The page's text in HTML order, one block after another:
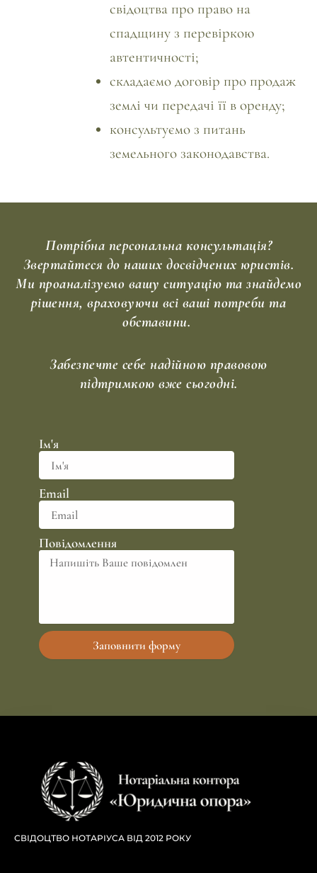
свідоцтва про право на
спадщину з перевіркою
автентичності;
складаємо договір про продаж
землі чи передачі її в оренду;
консультуємоз питань
земельного законодавства.
Потрібна персональна консультація?
Звертайтеся до наших досвідчених юристів.
Ми проаналізуємо вашу ситуацію та знайдемо
рішення, враховуючи всі ваші потреби та
обставини.
Забезпечте себе надійною правовою
підтримкою вже сьогодні.
Ім'я
Email
Повідомлення
Заповнити форму
СВІДОЦТВО НОТАРІУСА ВІД 2012 РОКУ